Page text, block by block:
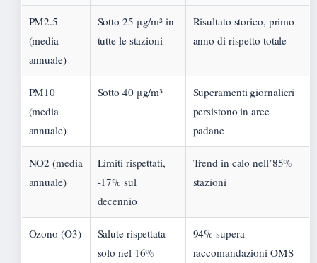
PM2.5
(media
annuale)
Sotto 25 μg/m³ in
tutte le stazioni
Risultato storico, primo
anno di rispetto totale
PM10
(media
annuale)
Sotto 40 μg/m³
Superamenti giornalieri
persistono in aree
padane
NO2 (media
annuale)
Limiti rispettati,
-17% sul
decennio
Trend in calo nell’85%
stazioni
Ozono (O3)
Salute rispettata
solo nel 16%
94% supera
raccomandazioni OMS